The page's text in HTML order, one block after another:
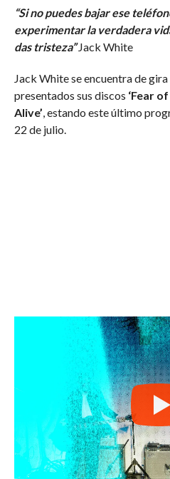
“Si no puedes bajar ese
experimentar la verdadera
das tristeza”Jack White
Jack White se encuentra de
presentados sus discos ‘Fear
Alive’ , estando este último
22 de julio.